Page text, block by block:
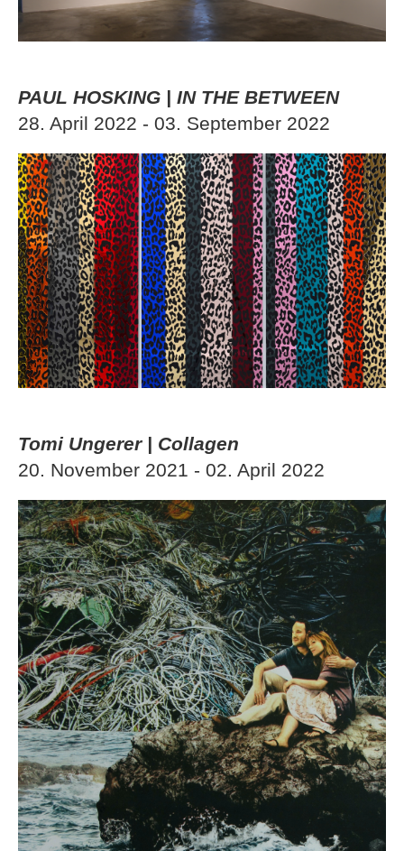
PAUL HOSKING | IN THE BETWEEN
28. April 2022 - 03. September 2022
Tomi Ungerer | Collagen
20. November 2021 - 02. April 2022